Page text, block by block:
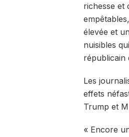
richesse et
élevée et
nuisibles
républicain
Les
effets
Trump et
« Encore